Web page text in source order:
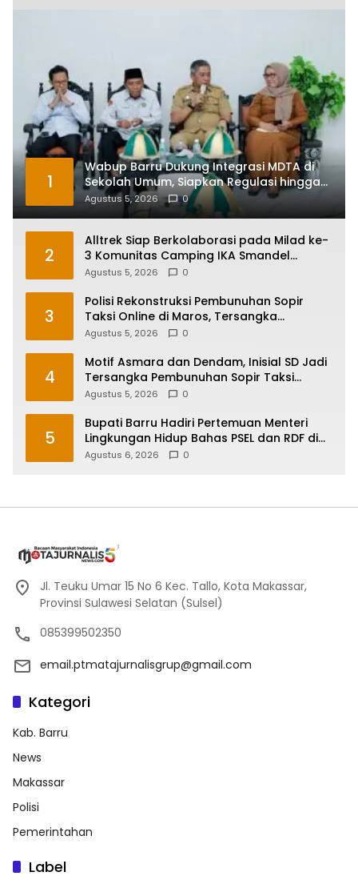
1
Wabup Barru Dukung Integrasi MDTA di
Sekolah Umum, Siapkan Regulasi hingga
Tim Khusus
Agustus 5, 2026 0
2
Alltrek Siap Berkolaborasi pada Milad ke-
3 Komunitas Camping IKA Smandel
Makassar di Malino
Agustus 5, 2026 0
3
Polisi Rekonstruksi Pembunuhan Sopir
Taksi Online di Maros, Tersangka
Peragakan 24 Adegan
Agustus 5, 2026 0
4
Motif Asmara dan Dendam, Inisial SD Jadi
Tersangka Pembunuhan Sopir Taksi
Online di Maros
Agustus 5, 2026 0
5
Bupati Barru Hadiri Pertemuan Menteri
Lingkungan Hidup Bahas PSEL dan RDF di
Sulsel
Agustus 6, 2026 0
Jl. Teuku Umar 15 No 6 Kec. Tallo, Kota Makassar,
Provinsi Sulawesi Selatan (Sulsel)
085399502350
email.ptmatajurnalisgrup@gmail.com
Kategori
Kab. Barru
News
Makassar
Polisi
Pemerintahan
Label